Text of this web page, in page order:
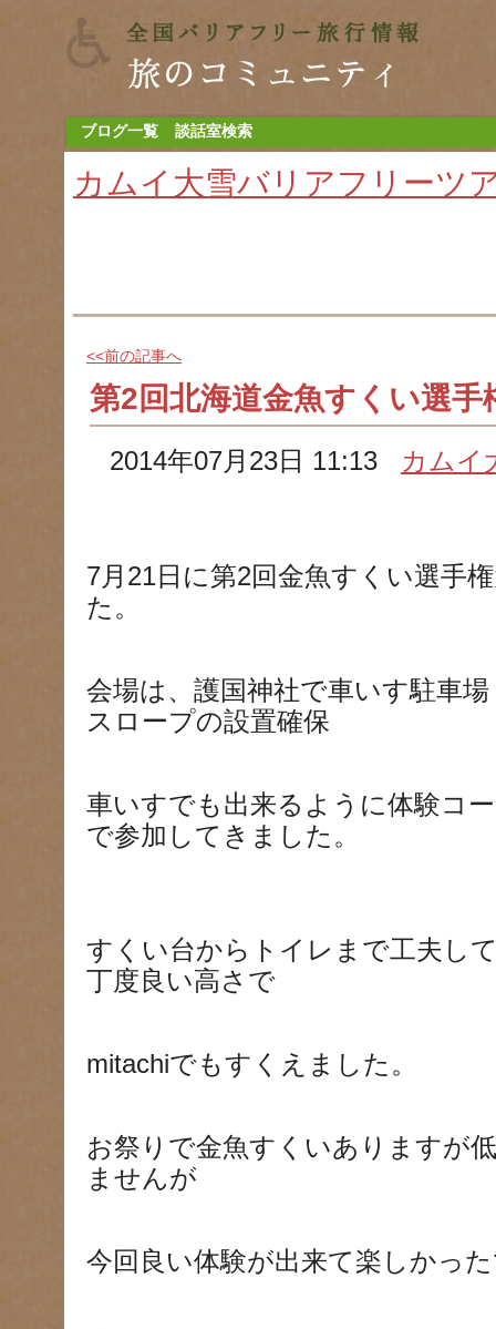
ブログ一覧 談話室検索
カムイ大雪バリアフリーツ
<<前の記事へ
第2回北海道金魚すくい選手
2014年07月23日 11:13 カムイ
7月21日に第2回金魚すくい選手
た。
会場は、護国神社で車いす駐車
スロープの設置確保
車いすでも出来るように体験コ
で参加してきました。
すくい台からトイレまで工夫し
丁度良い高さで
mitachiでもすくえました。
お祭りで金魚すくいありますが
ませんが
今回良い体験が出来て楽しかっ